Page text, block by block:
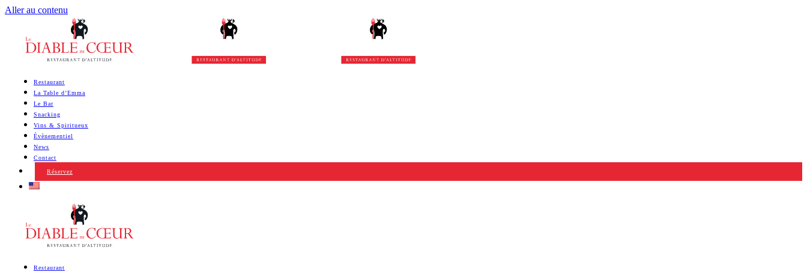
Aller au contenu
Restaurant
La Table d’Emma
Le Bar
Snacking
Vins & Spiritueux
Évènementiel
News
Contact
Réservez
Restaurant